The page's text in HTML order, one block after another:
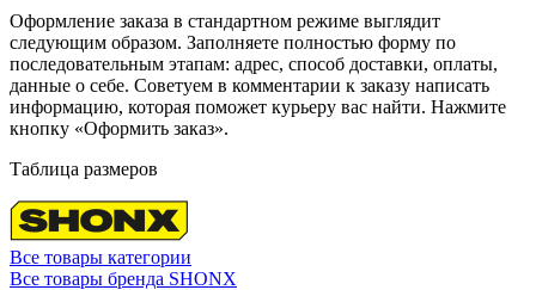
Оформление заказа в стандартном режиме выглядит
следующим образом. Заполняете полностью форму по
последовательным этапам: адрес, способ доставки, оплаты,
данные о себе. Советуем в комментарии к заказу написать
информацию, которая поможет курьеру вас найти. Нажмите
кнопку «Оформить заказ».
Таблица размеров
Все товары категории
Все товары бренда SHONX